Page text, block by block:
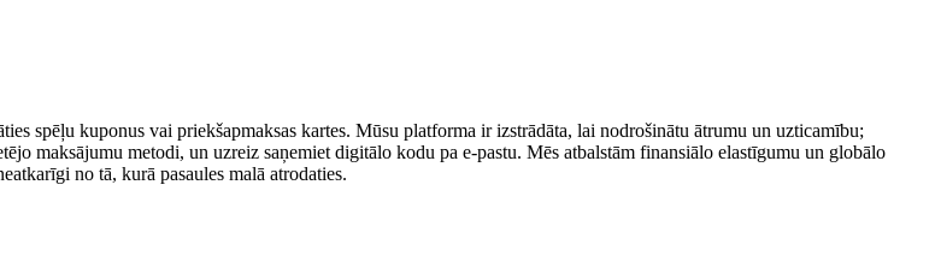
spēļu kuponus vai priekšapmaksas kartes. Mūsu platforma ir izstrādāta, lai nodrošinātu ātrumu un uzticamību;
maksājumu metodi, un uzreiz saņemiet digitālo kodu pa e-pastu. Mēs atbalstām finansiālo elastīgumu un globālo
no tā, kurā pasaules malā atrodaties.